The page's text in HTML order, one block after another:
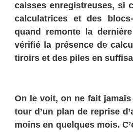
caisses enregistreuses, si
calculatrices et des
quand remonte la
vérifié la présence de
tiroirs et des piles en
On le voit, on ne fait
tour d’un plan de reprise
moins en quelques mois.